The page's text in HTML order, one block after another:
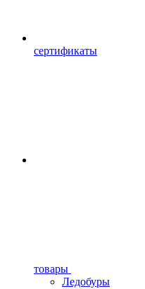
сертификаты
товары
Ледобуры